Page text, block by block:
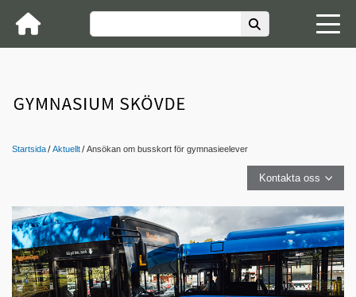
Startsida Aktuellt Ansökan om busskort för gymnasieelever
Kontakta oss